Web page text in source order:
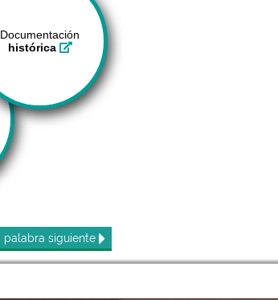
Documentación
histórica
palabra siguiente